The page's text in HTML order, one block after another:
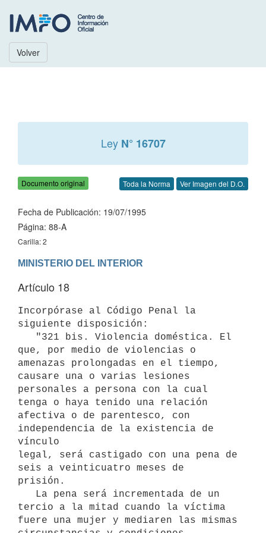
Volver
Ley N° 16707
Documento original Toda la Norma Ver Imagen del D.O.
Fecha de Publicación: 19/07/1995
Página: 88-A
Carilla: 2
Artículo 18
Incorpórase al Código Penal la
siguiente disposición:
que, por medio de violencias o
amenazas prolongadas en el tiempo,
causare una o varias lesiones
personales a persona con la cual
tenga o haya tenido una relación
afectiva o de parentesco, con
independencia de la existencia de
vínculo
legal, será castigado con una pena de
seis a veinticuatro meses de
prisión.
tercio a la mitad cuando la víctima
fuere una mujer y mediaren las mismas